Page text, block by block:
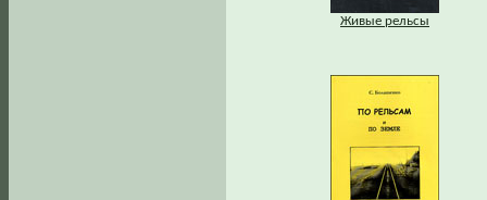
Живые рельсы